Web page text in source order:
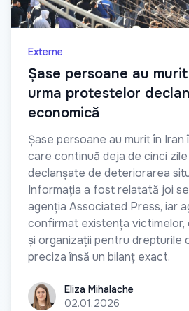
Externe
Șase persoane au
urma protestelor
economică
Șase persoane au murit în
care continuă deja de cinci
declanșate de deteriorarea
Informația a fost relatată joi
agenția Associated Press, iar
confirmat existența victimelor,
și organizații pentru drepturile
preciza însă un bilanț exact.
Eliza Mihalache
Eliza Mihalache
02.01.2026